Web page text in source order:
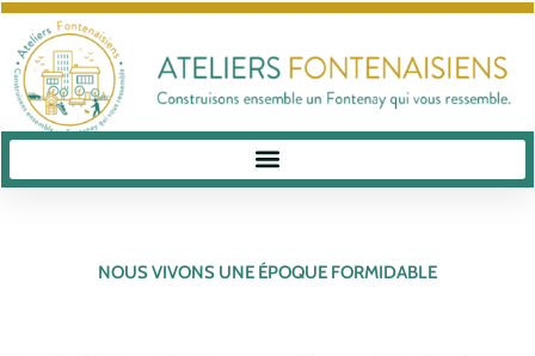
NOUS VIVONS UNE ÉPOQUE FORMIDABLE